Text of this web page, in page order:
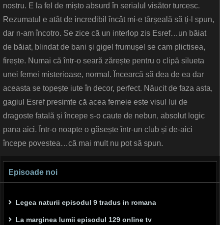
nostru. E la fel de mișto absurd în serialul visător turcesc.
Rezumatul e atât de incredibil încât mi-e târșeală să ți-l spun,
dar n-am încotro. Se zice că un interlop zis Esref…un băiat
de băiat, blindat de bani și gigel frumușel se cam plictisea,
firește. Numai că într-o seară zărește pentru o clipă silueta
unei femei misterioase, normal. Încearcă să dea de ea dar
aceasta se topește iute în decor, perfect. Năucit de faza asta,
gagiul Esref presimte că acea femeie este visul lui de
dragoste fatală și începe s-o caute de nebun, absolut logic
pana aici. Într-o noapte o găsește într-un club și de-aici
începe povestea…că mai mult nu pot să spun.
Episoade noi
Legea naturii episodul 9 tradus in romana
La marginea lumii episodul 129 online tv